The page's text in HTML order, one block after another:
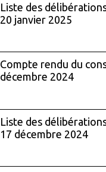
Liste des
20 janvier 2025
Compte rendu du
décembre 2024
Liste des
17 décembre 2024